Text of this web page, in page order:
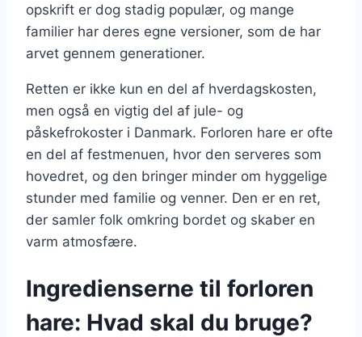
opskrift er dog stadig populær, og mange
familier har deres egne versioner, som de har
arvet gennem generationer.
Retten er ikke kun en del af hverdagskosten,
men også en vigtig del af jule- og
påskefrokoster i Danmark. Forloren hare er ofte
en del af festmenuen, hvor den serveres som
hovedret, og den bringer minder om hyggelige
stunder med familie og venner. Den er en ret,
der samler folk omkring bordet og skaber en
varm atmosfære.
Ingredienserne til forloren
hare: Hvad skal du bruge?